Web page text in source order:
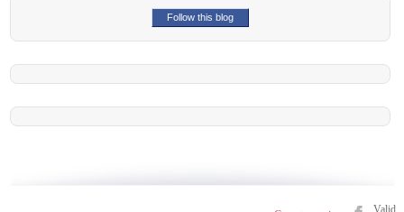
Follow this blog
Valid